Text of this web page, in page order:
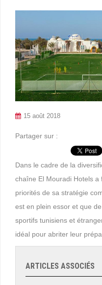
15 août 2018
Partager sur :
Dans le cadre de la
chaîne El Mouradi Hotels
priorités de sa stratégie
est en plein essor et que
sportifs tunisiens et
idéal pour abriter leur
ARTICLES ASSOCIÉS